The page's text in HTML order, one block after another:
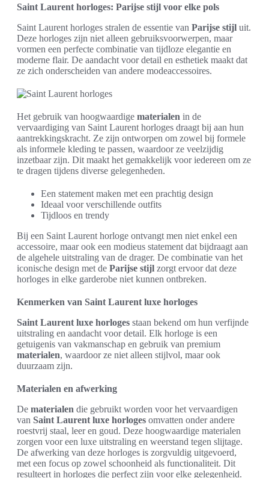
Saint Laurent horloges: Parijse stijl voor elke pols
Saint Laurent horloges stralen de essentie van Parijse stijl uit.
Deze horloges zijn niet alleen gebruiksvoorwerpen, maar
vormen een perfecte combinatie van tijdloze elegantie en
moderne flair. De aandacht voor detail en esthetiek maakt dat
ze zich onderscheiden van andere modeaccessoires.
Het gebruik van hoogwaardige materialen in de
vervaardiging van Saint Laurent horloges draagt bij aan hun
aantrekkingskracht. Ze zijn ontworpen om zowel bij formele
als informele kleding te passen, waardoor ze veelzijdig
inzetbaar zijn. Dit maakt het gemakkelijk voor iedereen om ze
te dragen tijdens diverse gelegenheden.
Een statement maken met een prachtig design
Ideaal voor verschillende outfits
Tijdloos en trendy
Bij een Saint Laurent horloge ontvangt men niet enkel een
accessoire, maar ook een modieus statement dat bijdraagt aan
de algehele uitstraling van de drager. De combinatie van het
iconische design met de Parijse stijl zorgt ervoor dat deze
horloges in elke garderobe niet kunnen ontbreken.
Kenmerken van Saint Laurent luxe horloges
Saint Laurent luxe horloges staan bekend om hun verfijnde
uitstraling en aandacht voor detail. Elk horloge is een
getuigenis van vakmanschap en gebruik van premium
materialen, waardoor ze niet alleen stijlvol, maar ook
duurzaam zijn.
Materialen en afwerking
De materialen die gebruikt worden voor het vervaardigen
van Saint Laurent luxe horloges omvatten onder andere
roestvrij staal, leer en goud. Deze hoogwaardige materialen
zorgen voor een luxe uitstraling en weerstand tegen slijtage.
De afwerking van deze horloges is zorgvuldig uitgevoerd,
met een focus op zowel schoonheid als functionaliteit. Dit
resulteert in horloges die perfect zijn voor elke gelegenheid.